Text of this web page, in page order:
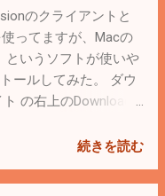
のクライアントと
ってますが、Macの
というソフトが使いや
ールしてみた。 ダウ
の右上のDownload
して実行。 新たにチ
アウトしてあるフォ
続きを読む